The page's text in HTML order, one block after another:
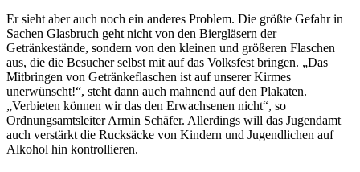
Er sieht aber auch noch ein anderes Problem. Die größte Gefahr in
Sachen Glasbruch geht nicht von den Biergläsern der
Getränkestände, sondern von den kleinen und größeren Flaschen
aus, die die Besucher selbst mit auf das Volksfest bringen. „Das
Mitbringen von Getränkeflaschen ist auf unserer Kirmes
unerwünscht!“, steht dann auch mahnend auf den Plakaten.
„Verbieten können wir das den Erwachsenen nicht“, so
Ordnungsamtsleiter Armin Schäfer. Allerdings will das Jugendamt
auch verstärkt die Rucksäcke von Kindern und Jugendlichen auf
Alkohol hin kontrollieren.